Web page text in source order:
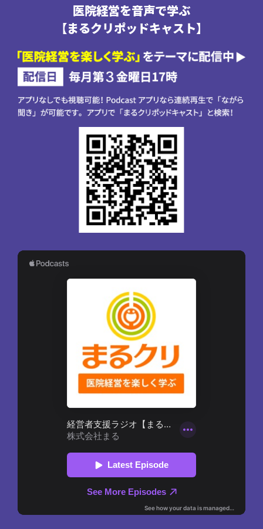
医院経営を音声で学ぶ
【まるクリポッドキャスト】